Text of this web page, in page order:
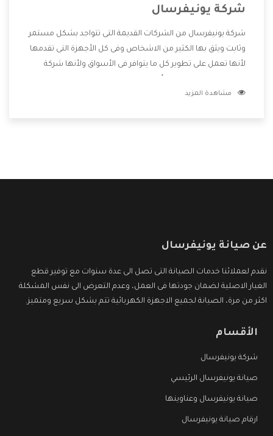
شركة يونيفرسال
شركة يونيفرسال من الشركات القديمة التى تتواجد بشكل مستمر
وثابت ويثق بها الكثير من الاشخاص وفى كل الأجهزة التى تقدمها
لأنها تعمل على تطوير كل ما يتوافر فى الأسواق ولأنها شركة
وتقدم للعملاء أقوى العروض والخصومات التى تسهل على
مشاهدة المزيد
عن صيانة يونيفرسال
نقدم لعملائنا خدمات الصيانة التى تصل الى عدة سنوات مع توفير قطع
الغيار الاصلية لضمان جودتها فى العمل، وعدم التعرض الى نفس المشكلة
اكثر من مرة، الصيانة لجميع الاجهزة الكهربائية تتم بشكل سريع ومتميز.
الأقسام
شركة يونيفرسال
صيانة يونيفرسال الرئيسي
صيانة يونيفرسال وعناوينها
ارقام صيانة يونيفرسال